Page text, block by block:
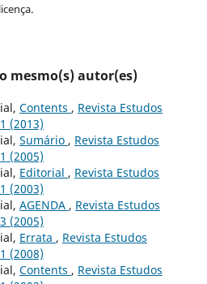
mesmo(s) autor(es)
Contents , Revista Estudos
(2013)
Sumário , Revista Estudos
(2005)
Editorial , Revista Estudos
(2003)
AGENDA , Revista Estudos
(2005)
Errata , Revista Estudos
(2008)
Contents , Revista Estudos